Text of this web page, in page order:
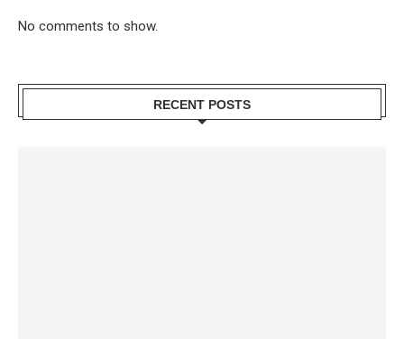
No comments to show.
RECENT POSTS